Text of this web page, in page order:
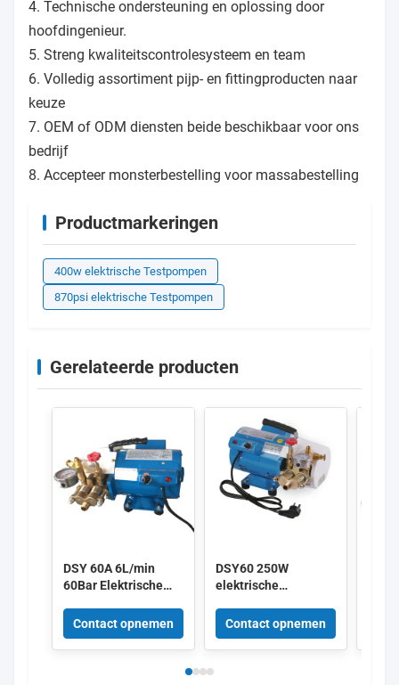
4. Technische ondersteuning en oplossing door
hoofdingenieur.
5. Streng kwaliteitscontrolesysteem en team
6. Volledig assortiment pijp- en fittingproducten naar
keuze
7. OEM of ODM diensten beide beschikbaar voor ons
bedrijf
8. Accepteer monsterbestelling voor massabestelling
Productmarkeringen
400w elektrische Testpompen
870psi elektrische Testpompen
Gerelateerde producten
DSY 60A 6L/min
60Bar Elektrische
Hydraulische druk
400W
Contact opnemen
DSY60 250W
elektrische
testpomp 180L/h
hoge druk 220V
Contact opnemen